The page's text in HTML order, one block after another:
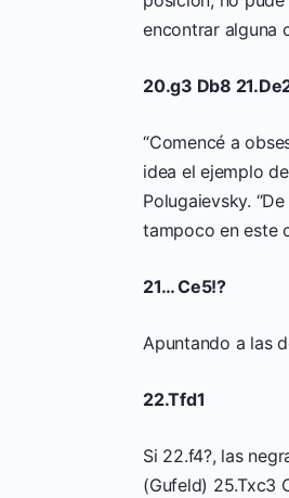
encontrar alguna
20.g3 Db8
“Comencé a
idea el ejemplo
Polugaievsky.
tampoco en este
21… Ce5!?
Apuntando a las
22.Tfd1
Si 22.f4?, las
(Gufeld) 25.Txc3